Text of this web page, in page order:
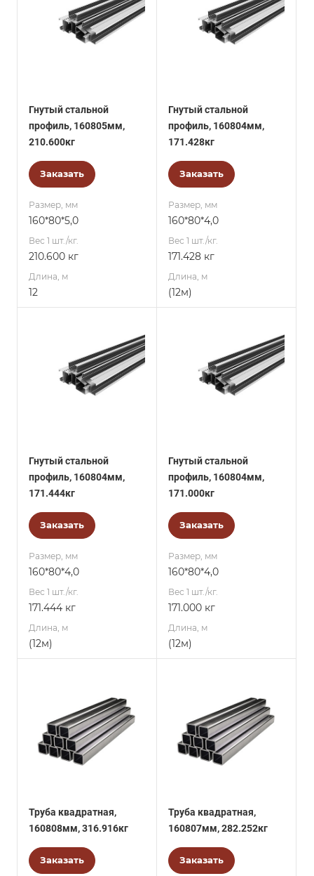
Гнутый стальной
профиль, 160805мм,
210.600кг
Заказать
Размер, мм
160*80*5,0
Вес 1 шт./кг.
210.600 кг
Длина, м
12
Гнутый стальной
профиль, 160804мм,
171.428кг
Заказать
Размер, мм
160*80*4,0
Вес 1 шт./кг.
171.428 кг
Длина, м
(12м)
Гнутый стальной
профиль, 160804мм,
171.444кг
Заказать
Размер, мм
160*80*4,0
Вес 1 шт./кг.
171.444 кг
Длина, м
(12м)
Гнутый стальной
профиль, 160804мм,
171.000кг
Заказать
Размер, мм
160*80*4,0
Вес 1 шт./кг.
171.000 кг
Длина, м
(12м)
Труба квадратная,
160808мм, 316.916кг
Заказать
Труба квадратная,
160807мм, 282.252кг
Заказать